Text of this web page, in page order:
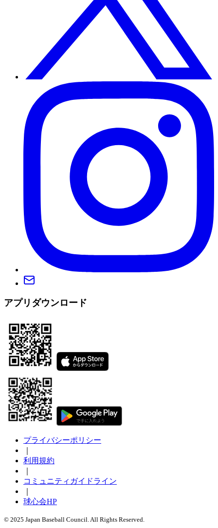
アプリダウンロード
プライバシーポリシー
利用規約
コミュニティガイドライン
球心会HP
© 2025 Japan Baseball Council. All Rights Reserved.